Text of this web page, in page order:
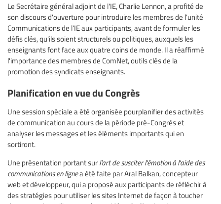
Le Secrétaire général adjoint de l'IE, Charlie Lennon, a profité de
son discours d'ouverture pour introduire les membres de l'unité
Communications de l'IE aux participants, avant de formuler les
défis clés, qu'ils soient structurels ou politiques, auxquels les
enseignants font face aux quatre coins de monde. Il a réaffirmé
l'importance des membres de ComNet, outils clés de la
promotion des syndicats enseignants.
Planification en vue du Congrès
Une session spéciale a été organisée pourplanifier des activités
de communication au cours de la période pré-Congrès et
analyser les messages et les éléments importants qui en
sortiront.
Une présentation portant sur l'art de susciter l'émotion à l'aide des
communications en lignea été faite par Aral Balkan, concepteur
web et développeur, qui a proposé aux participants de réfléchir à
des stratégies pour utiliser les sites Internet de façon à toucher